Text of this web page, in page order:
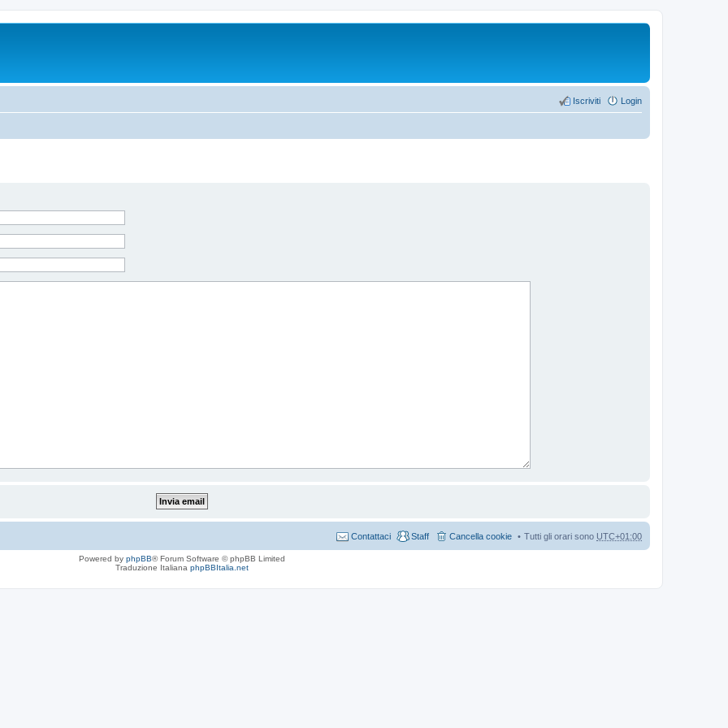
Login
Iscriviti
Tutti gli orari sono UTC+01:00
Cancella cookie
Staff
Contattaci
Powered by phpBB® Forum Software © phpBB Limited
Traduzione Italiana phpBBItalia.net